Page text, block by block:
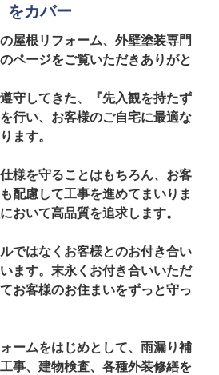
をカバー
屋根リフォーム、外壁塗装専門
ページをご覧いただきありがと
守してきた、『先入観を持たず
行い、お客様のご自宅に最適な
ます。
様を守ることはもちろん、お客
配慮して工事を進めてまいりま
おいて高品質を追求します。
ではなくお客様とのお付き合い
ます。末永くお付き合いいただ
お客様のお住まいをずっと守っ
ームをはじめとして、雨漏り補
事、建物検査、各種外装修繕を